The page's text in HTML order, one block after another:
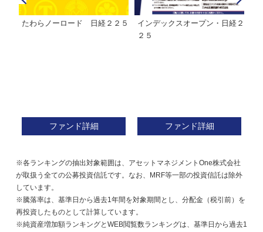
たわらノーロード 日経２２５
ファンド詳細
インデックスオープン・日経２
２５
ファンド詳細
※各ランキングの抽出対象範囲は、アセットマネジメントOne株式会社
が取扱う全ての公募投資信託です。なお、MRF等一部の投資信託は除外
しています。
※騰落率は、基準日から過去1年間を対象期間とし、分配金（税引前）を
再投資したものとして計算しています。
※純資産増加額ランキングとWEB閲覧数ランキングは、基準日から過去1